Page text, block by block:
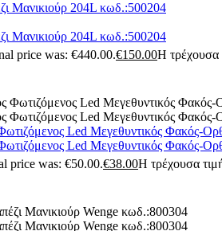
Μανικιούρ 204L κωδ.:500204
Μανικιούρ 204L κωδ.:500204
price was: €440.00.€150.00Η τρέχουσα
Φωτιζόμενος Led Μεγεθυντικός Φακός-
Φωτιζόμενος Led Μεγεθυντικός Φακός-
price was: €50.00.€38.00Η τρέχουσα